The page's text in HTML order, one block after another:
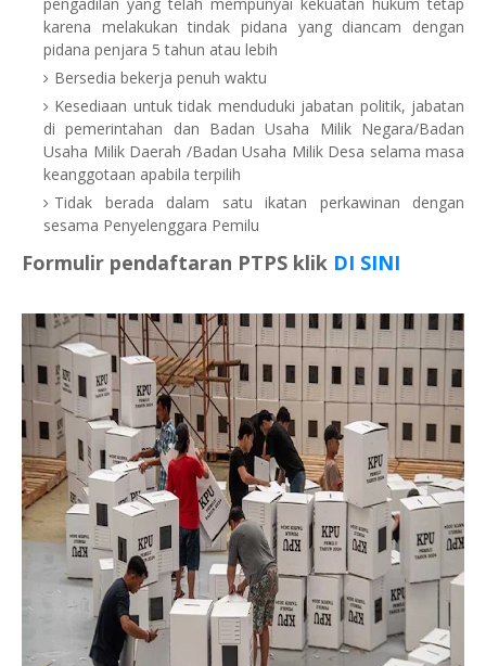
karena melakukan tindak pidana yang diancam dengan
pidana penjara 5 tahun atau lebih
Bersedia bekerja penuh waktu
Kesediaan untuk tidak menduduki jabatan politik, jabatan
di pemerintahan dan Badan Usaha Milik Negara/Badan
Usaha Milik Daerah /Badan Usaha Milik Desa selama masa
keanggotaan apabila terpilih
Tidak berada dalam satu ikatan perkawinan dengan
sesama Penyelenggara Pemilu
Formulir pendaftaran PTPS klik DI SINI